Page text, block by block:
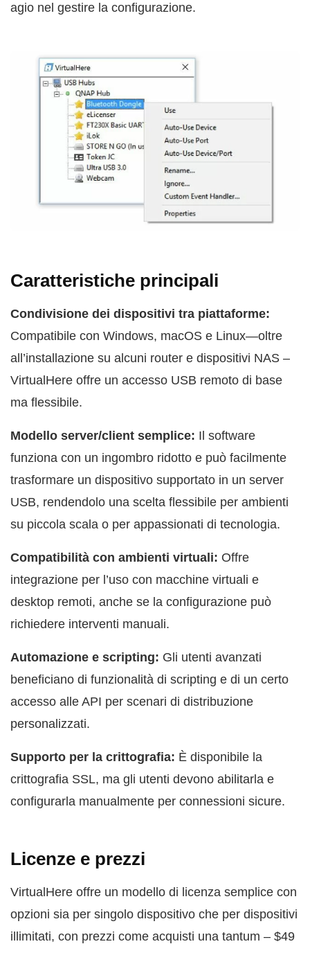
agio nel gestire la configurazione.
Caratteristiche principali
Condivisione dei dispositivi tra piattaforme:
Compatibile con Windows, macOS e Linux—oltre
all’installazione su alcuni router e dispositivi NAS –
VirtualHere offre un accesso USB remoto di base
ma flessibile.
Modello server/client semplice: Il software
funziona con un ingombro ridotto e può facilmente
trasformare un dispositivo supportato in un server
USB, rendendolo una scelta flessibile per ambienti
su piccola scala o per appassionati di tecnologia.
Compatibilità con ambienti virtuali: Offre
integrazione per l’uso con macchine virtuali e
desktop remoti, anche se la configurazione può
richiedere interventi manuali.
Automazione e scripting: Gli utenti avanzati
beneficiano di funzionalità di scripting e di un certo
accesso alle API per scenari di distribuzione
personalizzati.
Supporto per la crittografia: È disponibile la
crittografia SSL, ma gli utenti devono abilitarla e
configurarla manualmente per connessioni sicure.
Licenze e prezzi
VirtualHere offre un modello di licenza semplice con
opzioni sia per singolo dispositivo che per dispositivi
illimitati, con prezzi come acquisti una tantum – $49